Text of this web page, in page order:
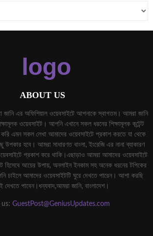
ABOUT US
এর অফিশিয়াল ওয়েবসাইটে আপনাকে স্বাগতম। আমরা জানি
ওয়েবসাইট। আপনি এখানে সকল ধরনের শিক্ষামূলক কন্টেন্ট
করি এমন সকল লেখা আমাদের ওয়েবসাইটে প্রকাশ করতে যা থেকে
উপকার হবে। আমরা সাধারণত বাংলা, ইংরেজি এর নানা ব্যাকারণ
প্রকাশ করে থাকি।এছাড়াও আমরা আমাদের ওয়েবসাইটে
হিসেবে আয়ের উপায়, অনলাইন ইনকাম সহ অনেক ধরনের টপিকের
চাইলে আমাদের ওয়েবসাইটটি ঘুরে দেখতে পারেন। আশা করছি
দেখতে পাবেন।ধন্যবাদ,আমরা জানি, বাংলাদেশ।
GuestPost@GeniusUpdates.com